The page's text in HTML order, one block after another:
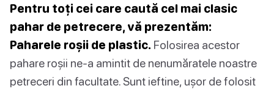
Pentru toți cei care caută cel mai clasic
pahar de petrecere, vă prezentăm:
Paharele roșii de plastic. Folosirea acestor
pahare roșii ne-a amintit de nenumăratele noastre
petreceri din facultate. Sunt ieftine, ușor de folosit